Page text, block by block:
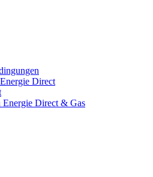
Direct
Direct & Gas